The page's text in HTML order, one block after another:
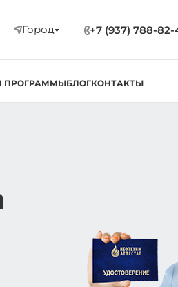
Город +7 (937) 788-82-
ПРОГРАММЫБЛОГКОНТАКТЫ